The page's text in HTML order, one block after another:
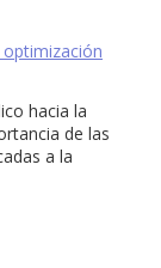
hacia la
de las
a la